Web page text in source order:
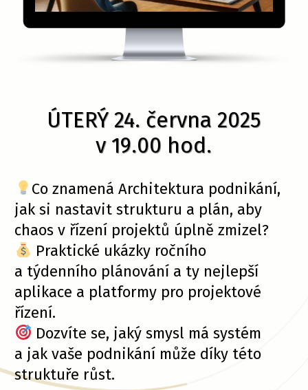
ÚTERÝ 24. června 2025
v 19.00 hod.
Co znamená Architektura podnikání,
jak si nastavit strukturu a plán, aby
chaos v řízení projektů úplně zmizel?
Praktické ukázky ročního
a týdenního plánování a ty nejlepší
aplikace a platformy pro projektové
řízení.
Dozvíte se, jaký smysl má systém
a jak vaše podnikání může díky této
struktuře růst.